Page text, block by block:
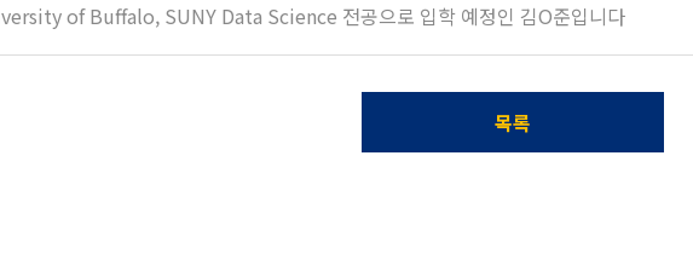
of Buffalo, SUNY Data Science 전공으로 입학 예정인 김O준입니다
목록